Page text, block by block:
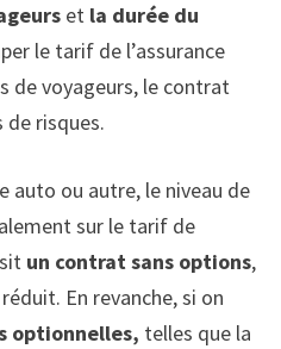
et la durée du
le tarif de l’assurance
de voyageurs, le contrat
de risques.
auto ou autre, le niveau de
sur le tarif de
un contrat sans options,
En revanche, si on
optionnelles, telles que la